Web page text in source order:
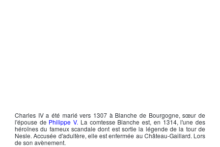
Charles IVa été marié vers 1307 à Blanche de Bourgogne, sœur de
l'épouse de Philippe V. La comtesse Blanche est, en 1314, l'une des
héroïnes du fameux scandale dont est sortie la légende de la tour de
Nesle. Accusée d'adultère, elle est enfermée au Château-Gaillard. Lors
de son avènement.